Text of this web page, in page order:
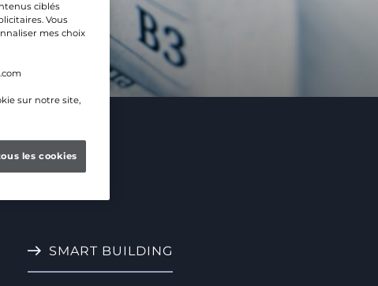
SMART BUILDING
ciblés
Vous
mes choix
sur notre site,
les cookies